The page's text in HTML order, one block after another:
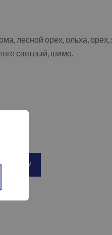
лесной орех, ольха,
светлый, шимо.